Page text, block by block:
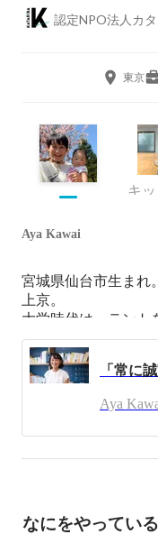
認定NPO法人カ
東京
Aya Kawai
宮城県仙台市生まれ
上京。
大学時代は、テント
国各地を旅するサー
前職は金融系のSE
手県大槌町で放課
2015年末より、広
付者コミュニケー
応、チームマネジメ
Aya
なにをやってい